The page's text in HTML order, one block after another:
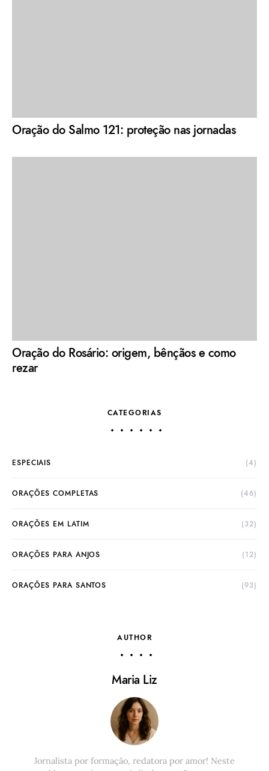
Oração do Salmo 121: proteção nas jornadas
Oração do Rosário: origem, bênçãos e como
rezar
CATEGORIAS
ESPECIAIS (4)
ORAÇÕES COMPLETAS (46)
ORAÇÕES EM LATIM (32)
ORAÇÕES PARA ANJOS (12)
ORAÇÕES PARA SANTOS (93)
AUTHOR
Maria Liz
Jornalista por formação, redatora por amor! Neste